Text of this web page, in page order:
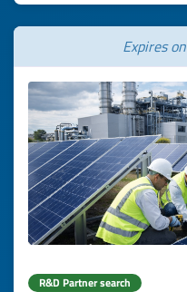
Expires on
R&D Partner search